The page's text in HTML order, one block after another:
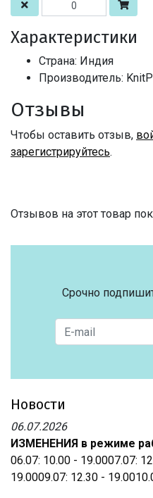
Характеристики
Страна: Индия
Производитель:
Отзывы
Чтобы оставить отзыв,
зарегистрируйтесь.
Отзывов на этот товар
Срочно
Новости
06.07.2026
ИЗМЕНЕНИЯ в режиме
06.07: 10.00 - 19.0007.07:
19.0009.07: 12.30 -